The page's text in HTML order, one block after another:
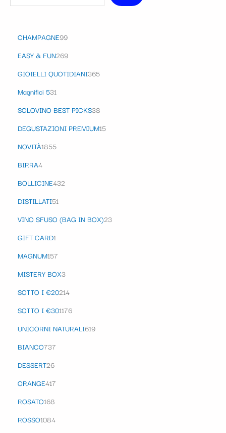
CHAMPAGNE99
EASY & FUN269
GIOIELLI QUOTIDIANI365
Magnifici 531
SOLOVINO BEST PICKS38
DEGUSTAZIONI PREMIUM15
NOVITÀ1855
BIRRA4
BOLLICINE432
DISTILLATI51
VINO SFUSO (BAG IN BOX)23
GIFT CARD1
MAGNUM157
MISTERY BOX3
SOTTO I €20214
SOTTO I €301176
UNICORNI NATURALI619
BIANCO737
DESSERT26
ORANGE417
ROSATO168
ROSSO1084